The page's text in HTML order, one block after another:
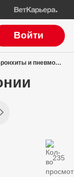
Войти
Бронхиты и пневмонии
235